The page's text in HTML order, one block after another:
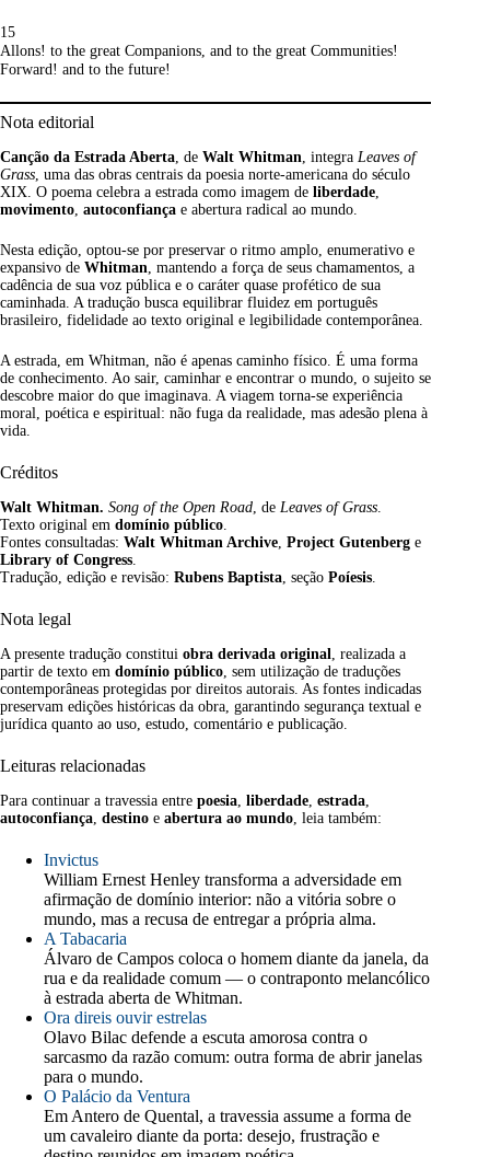
15
Allons! to the great Companions, and to the great Communities!
Forward! and to the future!
Nota editorial
Canção da Estrada Aberta, de Walt Whitman, integra Leaves of
Grass, uma das obras centrais da poesia norte-americana do século
XIX. O poema celebra a estrada como imagem de liberdade,
movimento, autoconfiança e abertura radical ao mundo.
Nesta edição, optou-se por preservar o ritmo amplo, enumerativo e
expansivo de Whitman, mantendo a força de seus chamamentos, a
cadência de sua voz pública e o caráter quase profético de sua
caminhada. A tradução busca equilibrar fluidez em português
brasileiro, fidelidade ao texto original e legibilidade contemporânea.
A estrada, em Whitman, não é apenas caminho físico. É uma forma
de conhecimento. Ao sair, caminhar e encontrar o mundo, o sujeito se
descobre maior do que imaginava. A viagem torna-se experiência
moral, poética e espiritual: não fuga da realidade, mas adesão plena à
vida.
Créditos
Walt Whitman. Song of the Open Road, de Leaves of Grass.
Texto original em domínio público.
Fontes consultadas: Walt Whitman Archive, Project Gutenberg e
Library of Congress.
Tradução, edição e revisão: Rubens Baptista, seção Poíesis.
Nota legal
A presente tradução constitui obra derivada original
, realizada a
partir de texto em domínio público , sem utilização de traduções
contemporâneas protegidas por direitos autorais. As fontes indicadas
preservam edições históricas da obra, garantindo segurança textual e
jurídica quanto ao uso, estudo, comentário e publicação.
Leituras relacionadas
Para continuar a travessia entre poesia liberdade estrada
autoconfiança destino e abertura ao mundo , leia também:
Invictus
William Ernest Henley transforma a adversidade em
afirmação de domínio interior: não a vitória sobre o
mundo, mas a recusa de entregar a própria alma.
A Tabacaria
Álvaro de Campos coloca o homem diante da janela, da
rua e da realidade comum — o contraponto melancólico
à estrada aberta de Whitman.
Ora direis ouvir estrelas
Olavo Bilac defende a escuta amorosa contra o
sarcasmo da razão comum: outra forma de abrir janelas
para o mundo.
O Palácio da Ventura
Em Antero de Quental, a travessia assume a forma de
um cavaleiro diante da porta: desejo, frustração e